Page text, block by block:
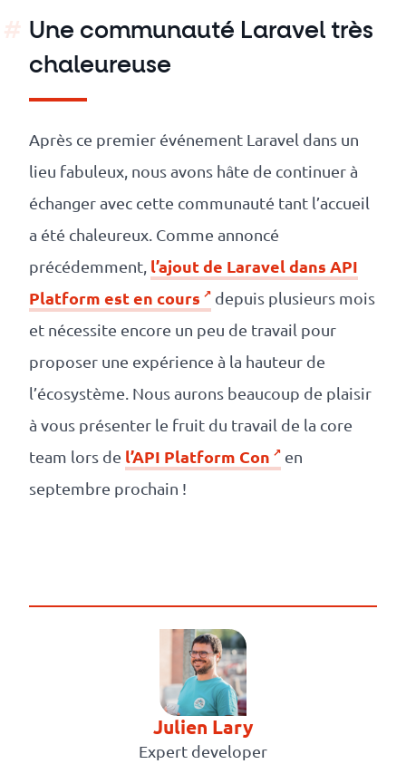
Une communauté Laravel très
chaleureuse
Après ce premier événement Laravel dans un
lieu fabuleux, nous avons hâte de continuer à
échanger avec cette communauté tant l’accueil
a été chaleureux. Comme annoncé
précédemment, l’ajout de Laravel dans API
Platform est en cours
depuis plusieurs mois
et nécessite encore un peu de travail pour
proposer une expérience à la hauteur de
l’écosystème. Nous aurons beaucoup de plaisir
à vous présenter le fruit du travail de la core
team lors de l’API Platform Con
en
septembre prochain !
Julien Lary
Expert developer